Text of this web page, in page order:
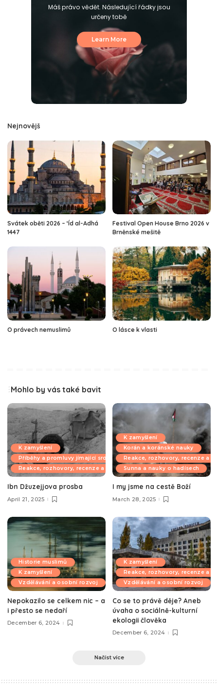
Máš právo vědět. Následující řádky jsou
určeny tobě
Learn More
Nejnovějš
Svátek oběti 2026 – ‘Íd al-Adhá
1447
Festival Open House Brno 2026 v
Brněnské mešitě
O právech nemuslimů O lásce k vlasti
Mohlo by vás také bavit
K zamyšlení
Příběhy a promluvy jímající srdce
Reakce, rozhovory, recenze a komentáře
Ibn Džuzejjova prosba
April 21, 2025
K zamyšlení
Korán a koránské nauky
Reakce, rozhovory, recenze a
Sunna a nauky o hadísech
I my jsme na cestě Boží
March 28, 2025
Historie muslimů
K zamyšlení
Vzdělávání a osobní rozvoj
Nepokazilo se celkem nic – a
i přesto se nedaří
December 6, 2024
K zamyšlení
Reakce, rozhovory, recenze a
Vzdělávání a osobní rozvoj
Co se to právě děje? Aneb
úvaha o sociálně-kulturní
ekologii člověka
December 6, 2024
Načíst více